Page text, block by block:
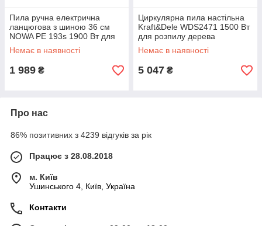
Пила ручна електрична
ланцюгова з шиною 36 см
NOWA PE 193s 1900 Вт для
обробки деревини
Немає в наявності
1 989 ₴
Циркулярна пила настільна
Kraft&Dele WDS2471 1500 Вт
для розпилу дерева
Немає в наявності
5 047 ₴
Про нас
86% позитивних з 4239 відгуків за рік
Працює з 28.08.2018
м. Київ
Ушинського 4, Київ, Україна
Контакти